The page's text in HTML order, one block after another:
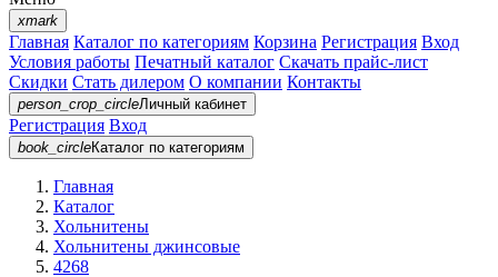
xmark
Главная Каталог по категориям Корзина Регистрация Вход
Условия работы Печатный каталог Скачать прайс-лист
Скидки Стать дилером О компании Контакты
person_crop_circleЛичный кабинет
Регистрация Вход
book_circleКаталог по категориям
Главная
Каталог
Хольнитены
Хольнитены джинсовые
4268